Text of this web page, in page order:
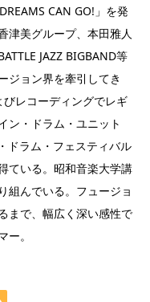
CAN GO!」を発
津美グループ、本田雅人
JAZZ BIGBAND等
ジョン界を牽引してき
レコーディングでレギ
ン・ドラム・ユニット
ドラム・フェスティバル
ている。昭和音楽大学講
組んでいる。フュージョ
まで、幅広く深い感性で
。